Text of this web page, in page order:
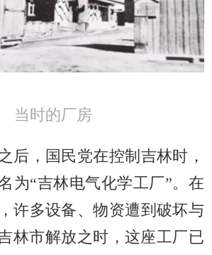
当时的厂房
，国民党在控制吉林时，
为“吉林电气化学工厂”。在
许多设备、物资遭到破坏与
林市解放之时，这座工厂已